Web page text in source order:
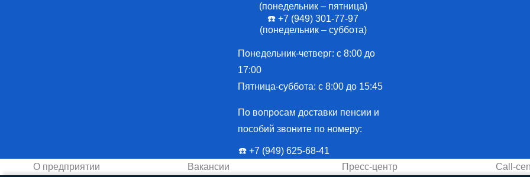
(понедельник – пятница)
☎️ +7 (949) 301-77-97
(понедельник – суббота)
Понедельник-четверг: с 8:00 до
17:00
Пятница-суббота: с 8:00 до 15:45
По вопросам доставки пенсии и
пособий звоните по номеру:
☎️ ️+7 (949) 625-68-41
О предприятии
Вакансии Пресс-центр Call-